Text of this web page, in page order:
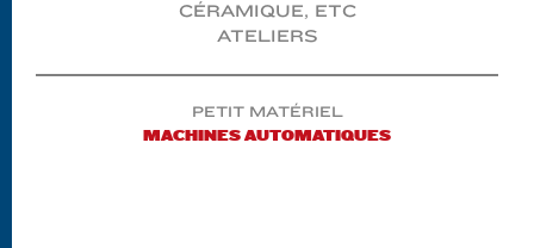
CÉRAMIQUE, ETC
ATELIERS
PETIT MATÉRIEL
MACHINES AUTOMATIQUES